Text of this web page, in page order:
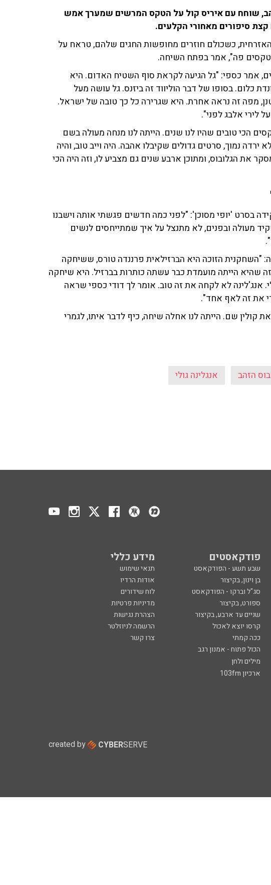
שוחח עם איריס קול על הטקס המרשים שמערך אמש
סיפורים מאחורי הקלעים.
כשכולם חוזרים מחופשות החגים שלהם, טראח על
פה", אמר בפתח השיחה.
אמר כספי: "גל הגיעה לקראת סוף השטיח האדום. היא
כלום. בסופו של דבר הוליווד זה ביזנס. גל עושה מעל
מפה זה נראה אחרת. היא שגרירה כל כך טובה של ישראל.
לירי אלבג לפני".
הכי טובים שהיו לנו שנים. הייתה לנו מנחה מעולה בשם
ירדה נמוך, סרטים גדולים שקיבלו אהבה. היה וייב טוב, והיה
את הגלובוס, ומתוכן ארבע שנים גם מצביע לו, וזה היה הכי
בסרט 'יופי מסוכן': "לפני כמה חדשים פגשתי אותה וישבנו
מעולה ובפנים, לא מתנצל על איך שמתייחסים לנשים
"השחקנית הזוכה היא הברזילאית פרננדה טורס, ששיחקה
שהיא הייתה מועמדת כבר עשתה כותרות בברזיל. היא שיחקה
אנג'לינה לא לקחה את זה טוב. אומר לך דודי כספי שראה
את זה לאף אחד".
קולין שם. הייתה לנו אחלה שיחה, כיף לדבר איתו, לגמרי
הזהב אנגלינה גולי
פודקאסטים מידע כללי
שבע תשע - הפודקאסט
תנאי שימוש
בן וינון, בקיצור
אודות הרדיו
סג"ל וברקו - הפודקאסט
לוח שידורים
ספורט, בקיצור
מדיניות פרטיות
שניים עד ארבע, בקיצור
הצהרת נגישות
קרסו יוצא לאכול
הרשמה לניוזלטר
ככה קמתי
צרו קשר
הכול פתוח - אמנון רגב
מילים ולחן
ארכיון 103fm
created by CYBERSERVE